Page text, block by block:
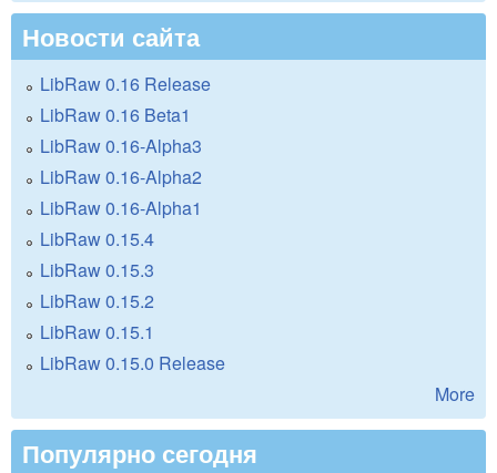
Новости сайта
LibRaw 0.16 Release
LibRaw 0.16 Beta1
LibRaw 0.16-Alpha3
LibRaw 0.16-Alpha2
LibRaw 0.16-Alpha1
LibRaw 0.15.4
LibRaw 0.15.3
LibRaw 0.15.2
LibRaw 0.15.1
LibRaw 0.15.0 Release
More
Популярно сегодня